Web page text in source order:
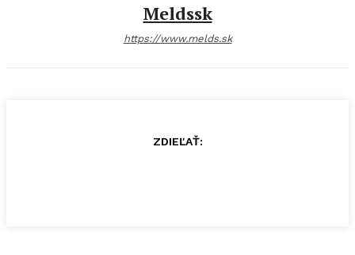
Meldssk
https://www.melds.sk
ZDIEĽAŤ: